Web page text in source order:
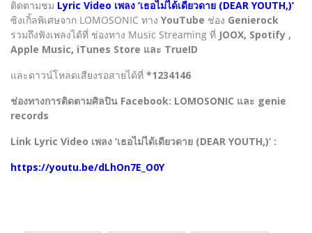
ติดตามชม Lyric Video เพลง ‘เธอไม่ได้เดียวดาย (DEAR YOUTH,)’
ซิงเกิ้ลพิเศษจาก LOMOSONIC ทาง YouTube ช่อง Genierock
รวมถึงฟังเพลงได้ที่ ช่องทาง Music Streaming ที่ JOOX, Spotify ,
Apple Music, iTunes Store และ TrueID
และดาวน์โหลดเสียงรอสายได้ที่ *1234146
ช่องทางการติดตามศิลปิน Facebook: LOMOSONIC และ genie
records
Link Lyric Video เพลง ‘เธอไม่ได้เดียวดาย (DEAR YOUTH,)’ :
https://youtu.be/dLhOn7E_O0Y